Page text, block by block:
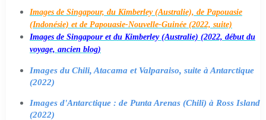
Images de Singapour, du Kimberley (Australie), de Papouasie
(Indonésie) et de Papouasie-Nouvelle-Guinée (2022, suite)
Images de Singapour et du Kimberley (Australie) (2022, début du
voyage, ancien blog)
Images du Chili, Atacama et Valparaiso, suite à Antarctique
(2022)
Images d'Antarctique : de Punta Arenas (Chili) à Ross Island
(2022)